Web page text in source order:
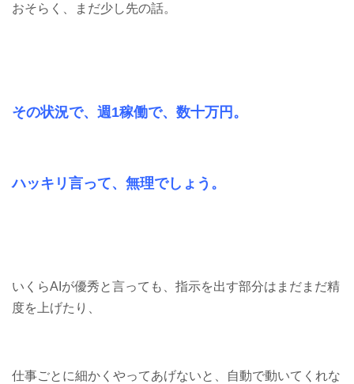
おそらく、まだ少し先の話。
その状況で、週1稼働で、数十万円。
ハッキリ言って、無理でしょう。
いくらAIが優秀と言っても、指示を出す部分はまだまだ精
度を上げたり、
仕事ごとに細かくやってあげないと、自動で動いてくれな